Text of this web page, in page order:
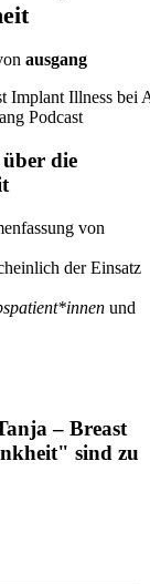
ausgang
Podcast
die
von
der Einsatz
und
– Breast
sind zu